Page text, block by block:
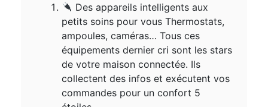
Des appareils intelligents aux
petits soins pour vous Thermostats,
ampoules, caméras… Tous ces
équipements dernier cri sont les stars
de votre maison connectée. Ils
collectent des infos et exécutent vos
commandes pour un confort 5